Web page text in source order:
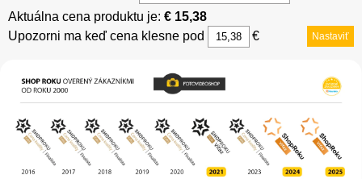
Aktuálna cena produktu je: € 15,38
Upozorni ma keď cena klesne pod
€ Nastaviť